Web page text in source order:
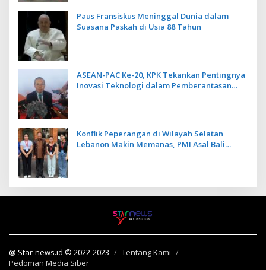
Paus Fransiskus Meninggal Dunia dalam
Suasana Paskah di Usia 88 Tahun
ASEAN-PAC Ke-20, KPK Tekankan Pentingnya
Inovasi Teknologi dalam Pemberantasan
Konflik Peperangan di Wilayah Selatan
Lebanon Makin Memanas, PMI Asal Bali
@ Star-news.id © 2022-2023
Tentang Kami
Pedoman Media Siber